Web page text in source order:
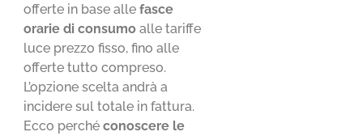
offerte in base allefasce
orarie di consumo alle tariffe
luce prezzo fisso, fino alle
offerte tutto compreso.
L’opzione scelta andrà a
incidere sul totale in fattura.
Ecco perchéconoscere le